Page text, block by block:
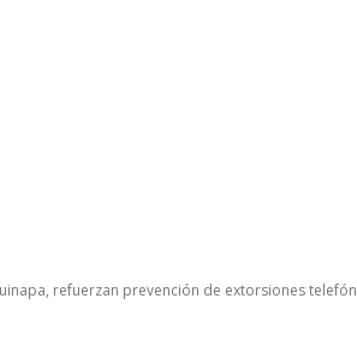
refuerzan prevención de extorsiones